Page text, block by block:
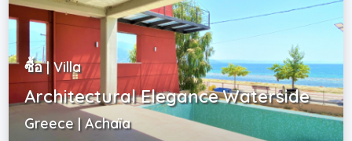
ซื้อ | Villa
Architectural Elegance Waterside
Greece | Achaïa